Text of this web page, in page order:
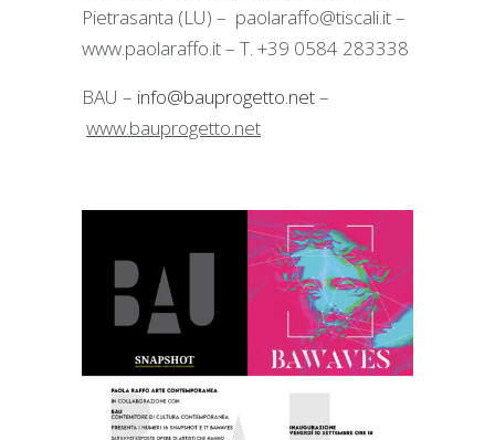
Pietrasanta (LU) – paolaraffo@tiscali.it –
www.paolaraffo.it – T. +39 0584 283338
BAU – info@bauprogetto.net–
www.bauprogetto.net